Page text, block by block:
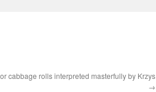
cabbage rolls interpreted masterfully by Krzys
→